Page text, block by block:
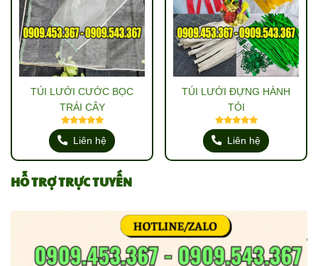
TÚI LƯỚI CƯỚC BỌC
TRÁI CÂY
Liên hệ
TÚI LƯỚI ĐỰNG HÀNH
TỎI
Liên hệ
HỖ TRỢ TRỰC TUYẾN